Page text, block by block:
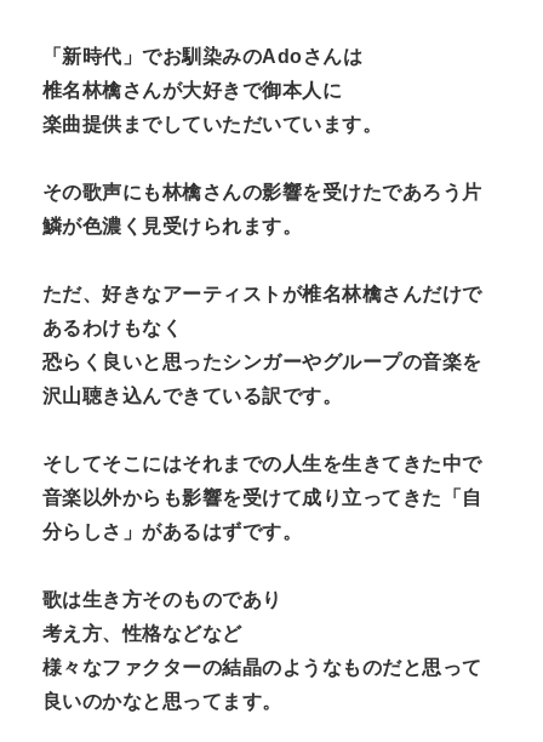
「新時代」でお馴染みのAdoさんは
椎名林檎さんが大好きで御本人に
楽曲提供までしていただいています。
その歌声にも林檎さんの影響を受けたであろう片
鱗が色濃く見受けられます。
ただ、好きなアーティストが椎名林檎さんだけで
あるわけもなく
恐らく良いと思ったシンガーやグループの音楽を
沢山聴き込んできている訳です。
そしてそこにはそれまでの人生を生きてきた中で
音楽以外からも影響を受けて成り立ってきた「自
分らしさ」があるはずです。
歌は生き方そのものであり
考え方、性格などなど
様々なファクターの結晶のようなものだと思って
良いのかなと思ってます。